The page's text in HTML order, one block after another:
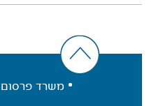
משרד פרסום